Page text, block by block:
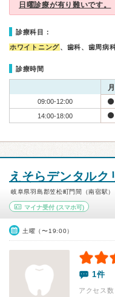
日曜診療が有り難いです。
診療科目：
ホワイトニング、歯科、歯周病
診療時間
月
09:00-12:00
14:00-18:00
えそらデンタルク
岐阜県羽島郡笠松町門間（南宿駅）
マイナ受付 (スマホ可)
土曜（〜19:00）
1件
アクセス